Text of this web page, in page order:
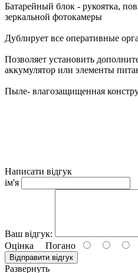
Батарейный блок - рукоятка,
зеркальной фотокамеры
Дублирует все оперативные
Позволяет установить
аккумулятор или элементы
Пыле- влагозащищенная
Написати відгук
ім'я
Ваш відгук:
Оцінка Погано
Відправити відгук
Развернуть